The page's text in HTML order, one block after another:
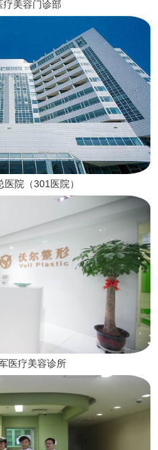
疗美容门诊部
院（301医院）
医疗美容诊所